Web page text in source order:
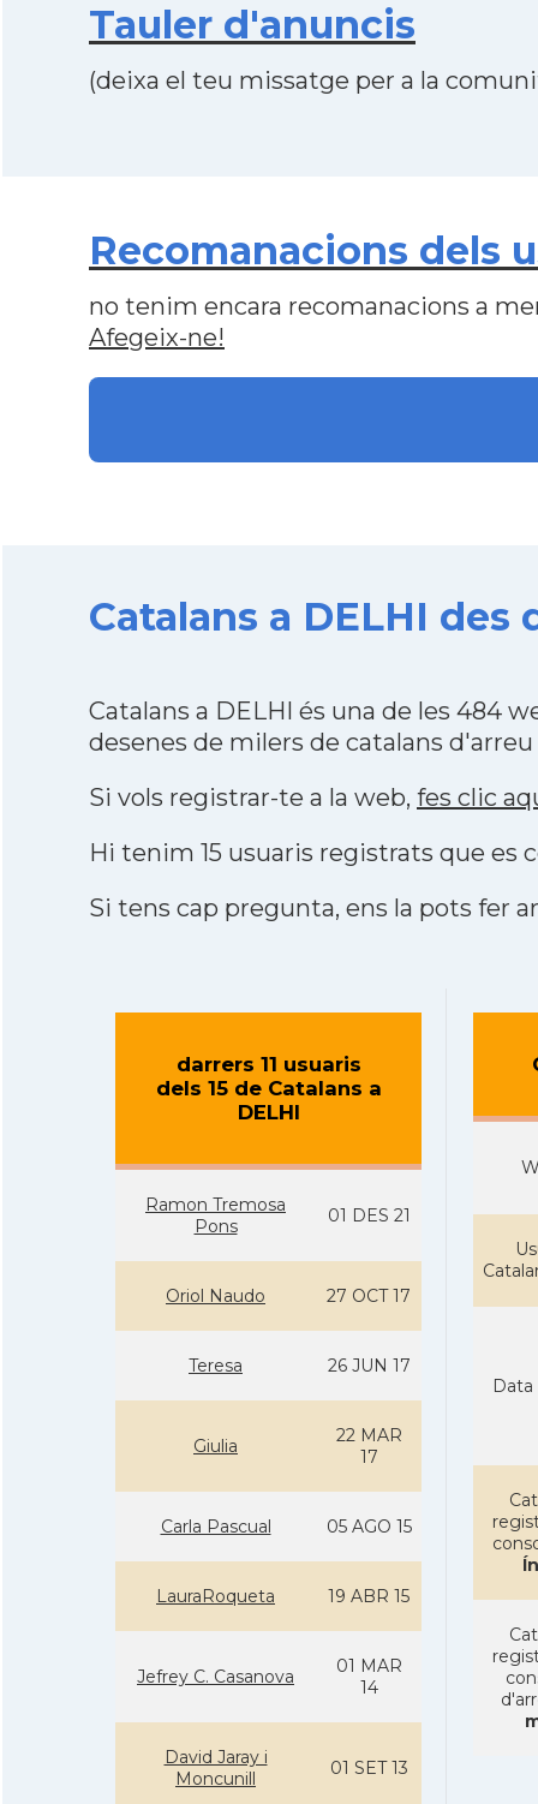
Tauler d'anuncis
(deixa el teu missatge per a la
Recomanacions dels
no tenim encara recomanacions a
Afegeix-ne!
Catalans a DELHI des
Catalans a DELHI és una de les 484
desenes de milers de catalans
Si vols registrar-te a la web, fes clic
Hi tenim 15 usuaris registrats que
Si tens cap pregunta, ens la pots fer
darrers 11 usuaris
dels 15 de Catalans a
DELHI
Ramon Tremosa
Pons
01 DES 21
Oriol Naudo 27 OCT 17
Teresa 26 JUN 17
Giulia
22 MAR
17
Carla Pascual 05 AGO 15
LauraRoqueta 19 ABR 15
Jefrey C. Casanova
01 MAR
14
David Jaray i
Moncunill
01 SET 13
Data